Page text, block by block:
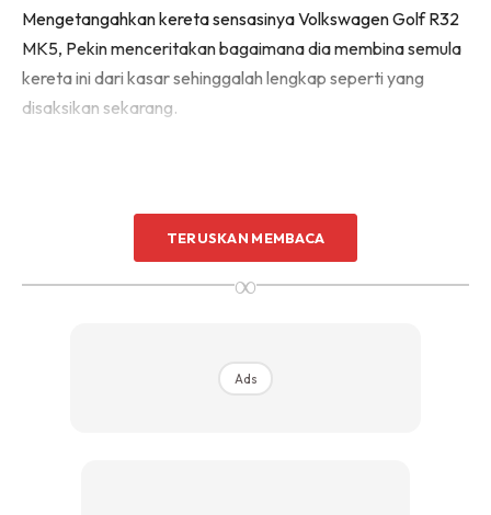
Mengetangahkan kereta sensasinya Volkswagen Golf R32
MK5, Pekin menceritakan bagaimana dia membina semula
kereta ini dari kasar sehinggalah lengkap seperti yang
disaksikan sekarang.
Ads
TERUSKAN MEMBACA
∞
Ads